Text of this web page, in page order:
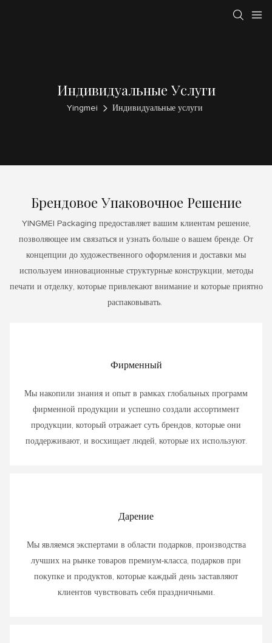
Индивидуальные Услуги
Yingmei Индивидуальные услуги
Брендовое Упаковочное Решение
YINGMEI Packaging предоставляет вашим клиентам решение,
позволяющее им связаться и узнать больше о вашем бренде. От
концепции до художественного оформления и доставки мы
используем инновационные структурные конструкции, методы
печати и отделку, которые привлекают внимание и которые приятно
распаковывать.
Фирменный
Мы накопили знания и опыт в рамках глобальных программ
фирменной продукции и успешно создали ассортимент
продукции, который отражает суть брендов, которые они
поддерживают, и восхищает людей, которые их используют.
Дарение
Мы являемся экспертами в области подарков, производства
лучших на рынке товаров премиум-класса, подарков при
покупке и продуктов, которые каждый день заставляют
клиентов чувствовать себя праздничными.